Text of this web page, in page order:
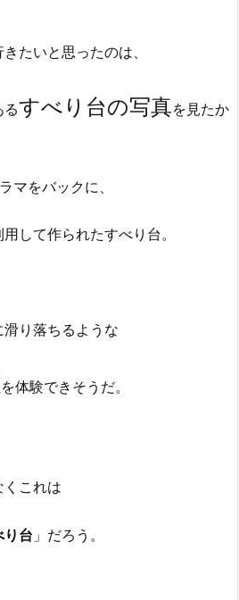
たいと思ったのは、
すべり台の写真を見たか
マをバックに、
して作られたすべり台。
り落ちるような
を体験できそうだ。
これは
り台 」だろう。